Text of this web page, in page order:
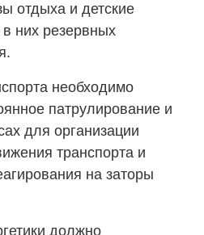
отдыха и детские
них резервных
необходимо
патрулирование и
для организации
транспорта и
на заторы
должно